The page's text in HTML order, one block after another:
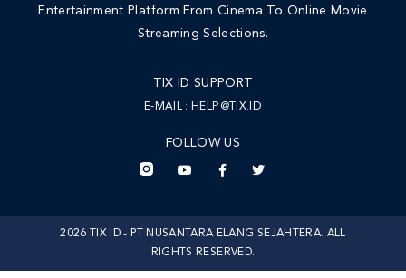
Entertainment Platform From Cinema To Online Movie
Streaming Selections.
TIX ID SUPPORT
E-MAIL : HELP@TIX.ID
FOLLOW US
2026 TIX ID - PT NUSANTARA ELANG SEJAHTERA. ALL
RIGHTS RESERVED.